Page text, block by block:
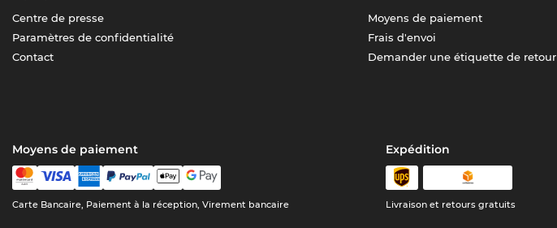
Centre de presse
Paramètres de confidentialité
Contact
Moyens de paiement
Frais d'envoi
Demander une étiquette de retour
Moyens de paiement
Carte Bancaire, Paiement à la réception, Virement bancaire
Expédition
Livraison et retours gratuits